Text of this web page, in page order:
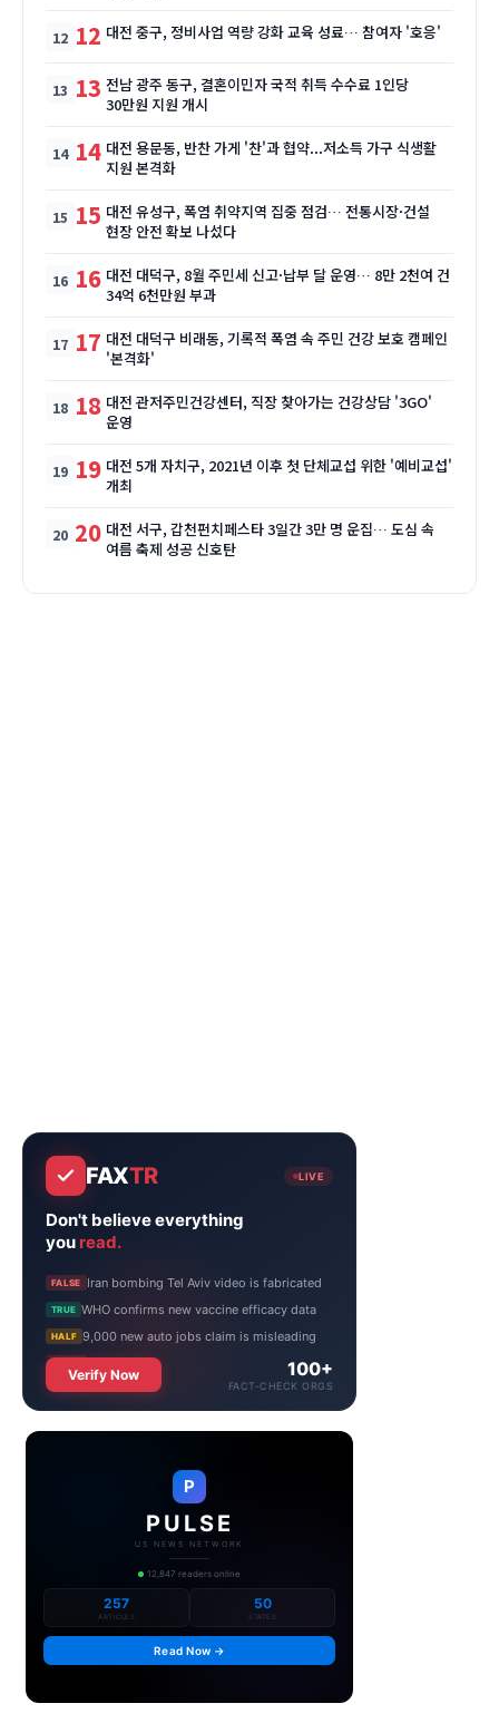
12 대전 중구, 정비사업 역량 강화 교육 성료… 참여자 '호응'
13 전남 광주 동구, 결혼이민자 국적 취득 수수료 1인당
30만원 지원 개시
14 대전 용문동, 반찬 가게 '찬'과 협약...저소득 가구 식생활
지원 본격화
15 대전 유성구, 폭염 취약지역 집중 점검… 전통시장·건설
현장 안전 확보 나섰다
16 대전 대덕구, 8월 주민세 신고·납부 달 운영… 8만 2천여 건
34억 6천만원 부과
17 대전 대덕구 비래동, 기록적 폭염 속 주민 건강 보호 캠페인
'본격화'
18 대전 관저주민건강센터, 직장 찾아가는 건강상담 '3GO'
운영
19 대전 5개 자치구, 2021년 이후 첫 단체교섭 위한 '예비교섭'
개최
20 대전 서구, 갑천펀치페스타 3일간 3만 명 운집… 도심 속
여름 축제 성공 신호탄